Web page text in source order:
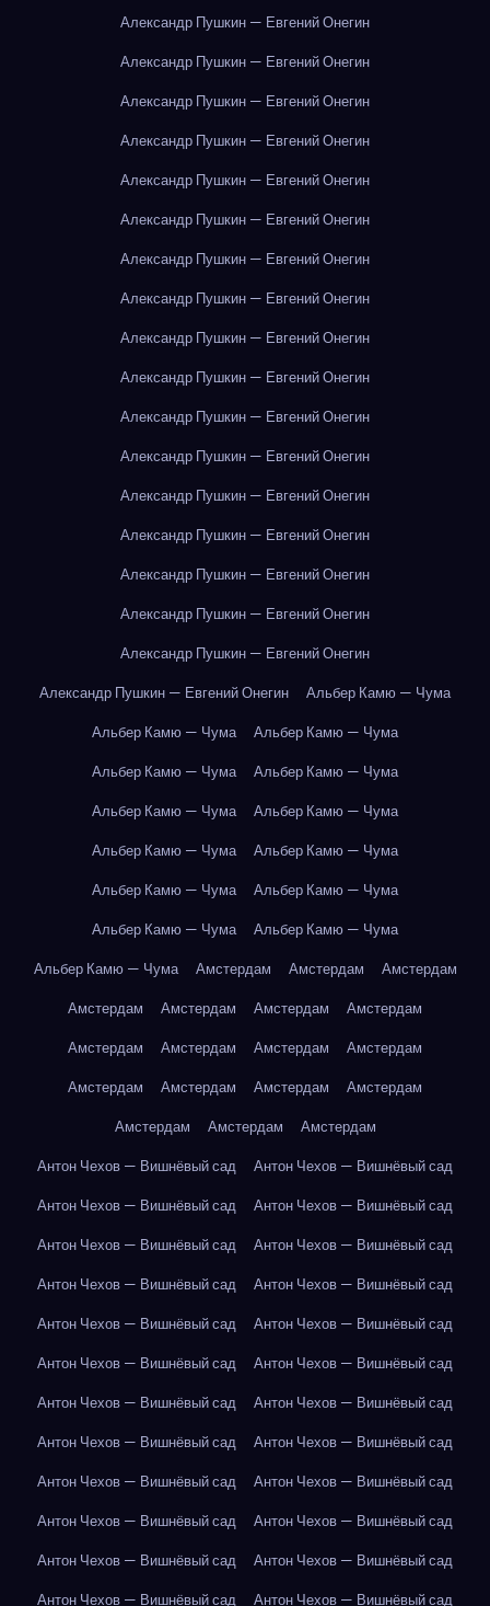
Александр Пушкин — Евгений Онегин
Александр Пушкин — Евгений Онегин
Александр Пушкин — Евгений Онегин
Александр Пушкин — Евгений Онегин
Александр Пушкин — Евгений Онегин
Александр Пушкин — Евгений Онегин
Александр Пушкин — Евгений Онегин
Александр Пушкин — Евгений Онегин
Александр Пушкин — Евгений Онегин
Александр Пушкин — Евгений Онегин
Александр Пушкин — Евгений Онегин
Александр Пушкин — Евгений Онегин
Александр Пушкин — Евгений Онегин
Александр Пушкин — Евгений Онегин
Александр Пушкин — Евгений Онегин
Александр Пушкин — Евгений Онегин
Александр Пушкин — Евгений Онегин
Александр Пушкин — Евгений Онегин
Альбер Камю — Чума
Альбер Камю — Чума
Альбер Камю — Чума
Альбер Камю — Чума
Альбер Камю — Чума
Альбер Камю — Чума
Альбер Камю — Чума
Альбер Камю — Чума
Альбер Камю — Чума
Альбер Камю — Чума
Альбер Камю — Чума
Альбер Камю — Чума
Альбер Камю — Чума
Альбер Камю — Чума
Амстердам Амстердам
Амстердам
Амстердам
Амстердам Амстердам
Амстердам
Амстердам
Амстердам Амстердам
Амстердам
Амстердам
Амстердам Амстердам
Амстердам
Амстердам
Амстердам
Амстердам
Антон Чехов — Вишнёвый сад
Антон Чехов — Вишнёвый сад
Антон Чехов — Вишнёвый сад
Антон Чехов — Вишнёвый сад
Антон Чехов — Вишнёвый сад
Антон Чехов — Вишнёвый сад
Антон Чехов — Вишнёвый сад
Антон Чехов — Вишнёвый сад
Антон Чехов — Вишнёвый сад
Антон Чехов — Вишнёвый сад
Антон Чехов — Вишнёвый сад
Антон Чехов — Вишнёвый сад
Антон Чехов — Вишнёвый сад
Антон Чехов — Вишнёвый сад
Антон Чехов — Вишнёвый сад
Антон Чехов — Вишнёвый сад
Антон Чехов — Вишнёвый сад
Антон Чехов — Вишнёвый сад
Антон Чехов — Вишнёвый сад
Антон Чехов — Вишнёвый сад
Антон Чехов — Вишнёвый сад
Антон Чехов — Вишнёвый сад
Антон Чехов — Вишнёвый сад
Антон Чехов — Вишнёвый сад